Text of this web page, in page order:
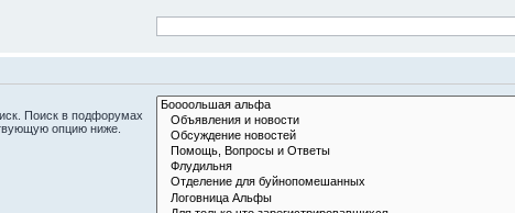
Поиск в подфорумах
опцию ниже.